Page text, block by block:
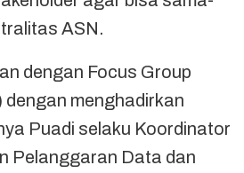
ASN.
dengan Focus Group
menghadirkan
Puadi selaku Koordinator
Pelanggaran Data dan